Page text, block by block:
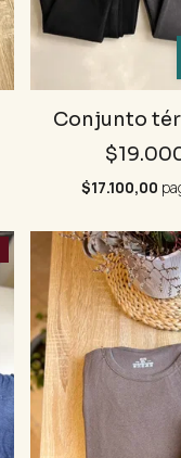
Conjunto
$17.100,00